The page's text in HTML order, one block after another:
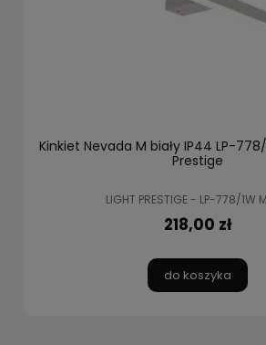
Kinkiet Nevada M biały IP44 LP-
Prestige
LIGHT PRESTIGE - LP-778/1W
218,00 zł
do koszyka